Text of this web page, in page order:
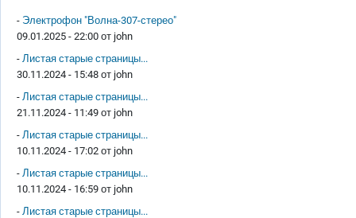
- Электрофон "Волна-307-стерео"
09.01.2025 - 22:00 от john
- Листая старые страницы...
30.11.2024 - 15:48 от john
- Листая старые страницы...
21.11.2024 - 11:49 от john
- Листая старые страницы...
10.11.2024 - 17:02 от john
- Листая старые страницы...
10.11.2024 - 16:59 от john
- Листая старые страницы...